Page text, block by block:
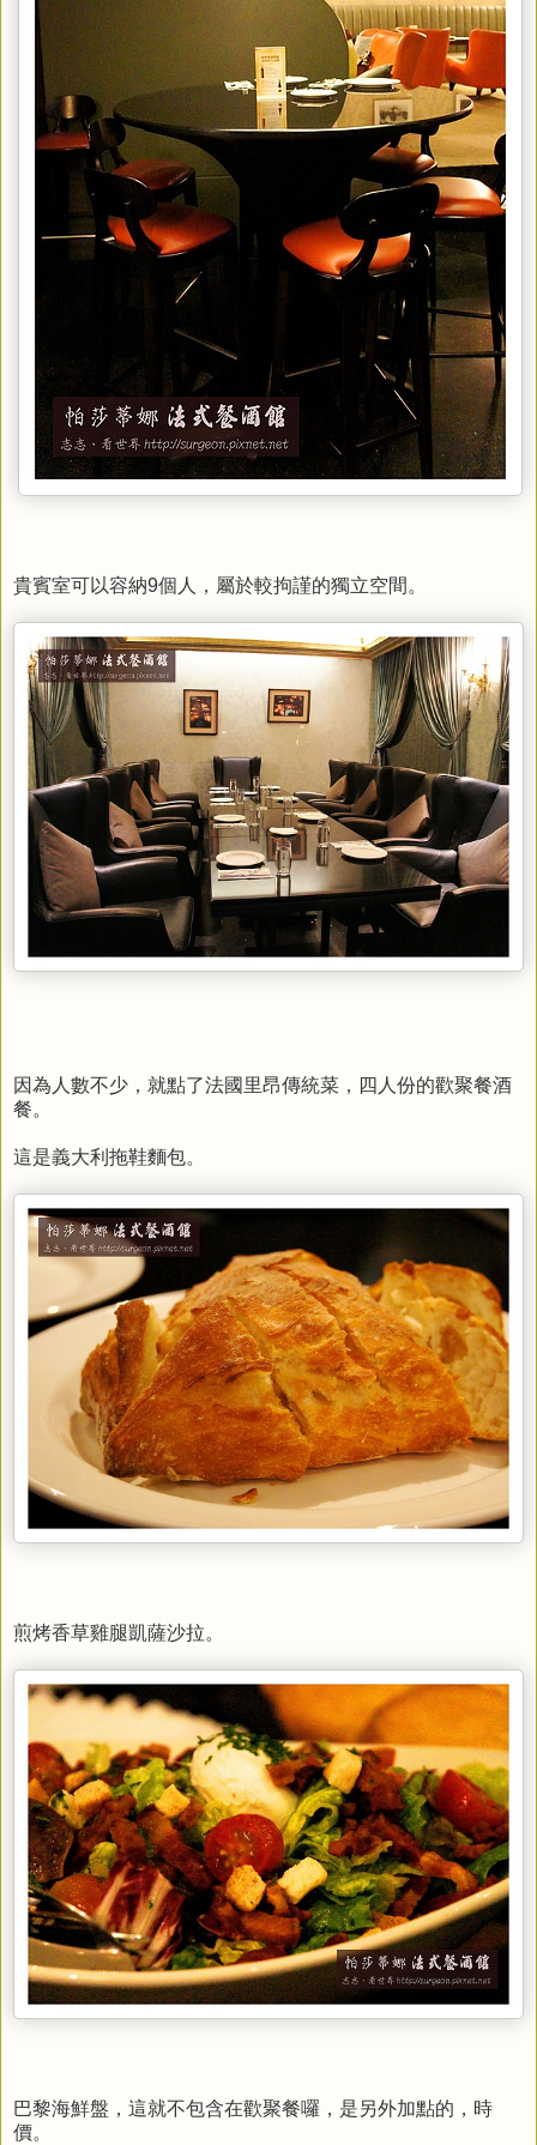
貴賓室可以容納9個人，屬於較拘謹的獨立空間。
因為人數不少，就點了法國里昂傳統菜，四人份的歡聚餐酒
餐。
這是義大利拖鞋麵包。
煎烤香草雞腿凱薩沙拉。
巴黎海鮮盤，這就不包含在歡聚餐囉，是另外加點的，時
價。